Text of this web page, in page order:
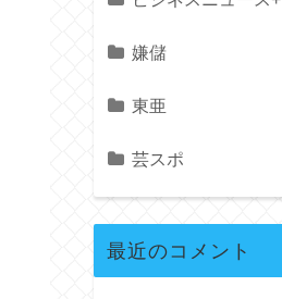
嫌儲
東亜
芸スポ
最近のコメント